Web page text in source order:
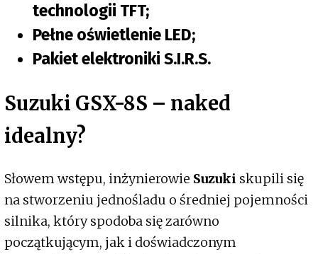
technologii TFT;
Pełne oświetlenie LED;
Pakiet elektroniki S.I.R.S.
Suzuki GSX-8S – naked
idealny?
Słowem wstępu, inżynierowie Suzuki skupili się
na stworzeniu jednośladu o średniej pojemności
silnika, który spodoba się zarówno
początkującym, jak i doświadczonym